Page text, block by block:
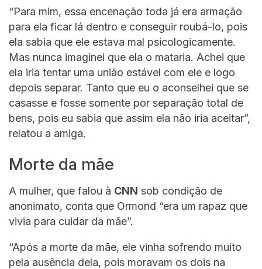
“Para mim, essa encenação toda já era armação
para ela ficar lá dentro e conseguir roubá-lo, pois
ela sabia que ele estava mal psicologicamente.
Mas nunca imaginei que ela o mataria. Achei que
ela iria tentar uma união estável com ele e logo
depois separar. Tanto que eu o aconselhei que se
casasse e fosse somente por separação total de
bens, pois eu sabia que assim ela não iria aceitar”,
relatou a amiga.
Morte da mãe
A mulher, que falou à CNN sob condição de
anonimato, conta que Ormond “era um rapaz que
vivia para cuidar da mãe”.
“Após a morte da mãe, ele vinha sofrendo muito
pela ausência dela, pois moravam os dois na